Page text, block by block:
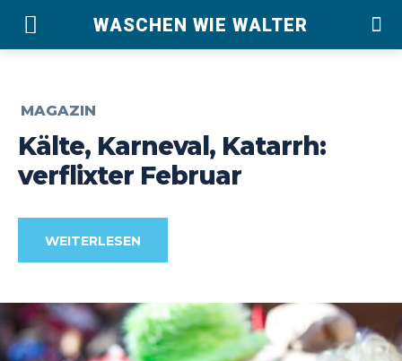
WASCHEN WIE WALTER
MAGAZIN
Kälte, Karneval, Katarrh:
verflixter Februar
WEITERLESEN